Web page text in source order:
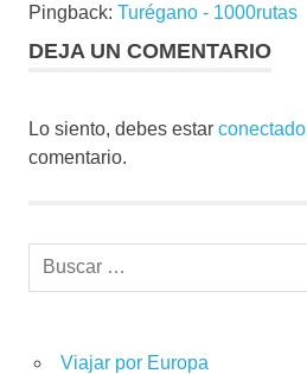
Pingback: Turégano - 1000rutas
DEJA UN COMENTARIO
Lo siento, debes estar conectado
comentario.
Buscar:
Viajar por Europa